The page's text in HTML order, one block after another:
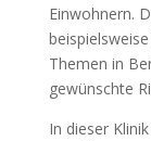
Einwohnern.
Themen in
gewünschte
In dieser